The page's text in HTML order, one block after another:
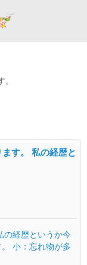
す。 私の経歴と
の経歴というか今
小：忘れ物が多